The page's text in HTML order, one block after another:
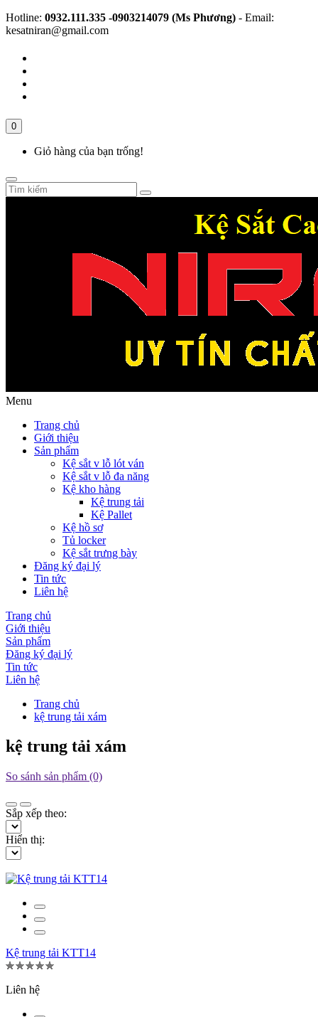
Hotline: 0932.111.335 -0903214079 (Ms Phương) - Email:
kesatniran@gmail.com
0
Giỏ hàng của bạn trống!
Menu
Trang chủ
Giới thiệu
Sản phẩm
Kệ sắt v lỗ lót ván
Kệ sắt v lỗ đa năng
Kệ kho hàng
Kệ trung tải
Kệ Pallet
Kệ hồ sơ
Tủ locker
Kệ sắt trưng bày
Đăng ký đại lý
Tin tức
Liên hệ
Trang chủ
Giới thiệu
Sản phẩm
Đăng ký đại lý
Tin tức
Liên hệ
Trang chủ
kệ trung tải xám
kệ trung tải xám
So sánh sản phẩm (0)
Sắp xếp theo:
Hiển thị:
Kệ trung tải KTT14
Liên hệ